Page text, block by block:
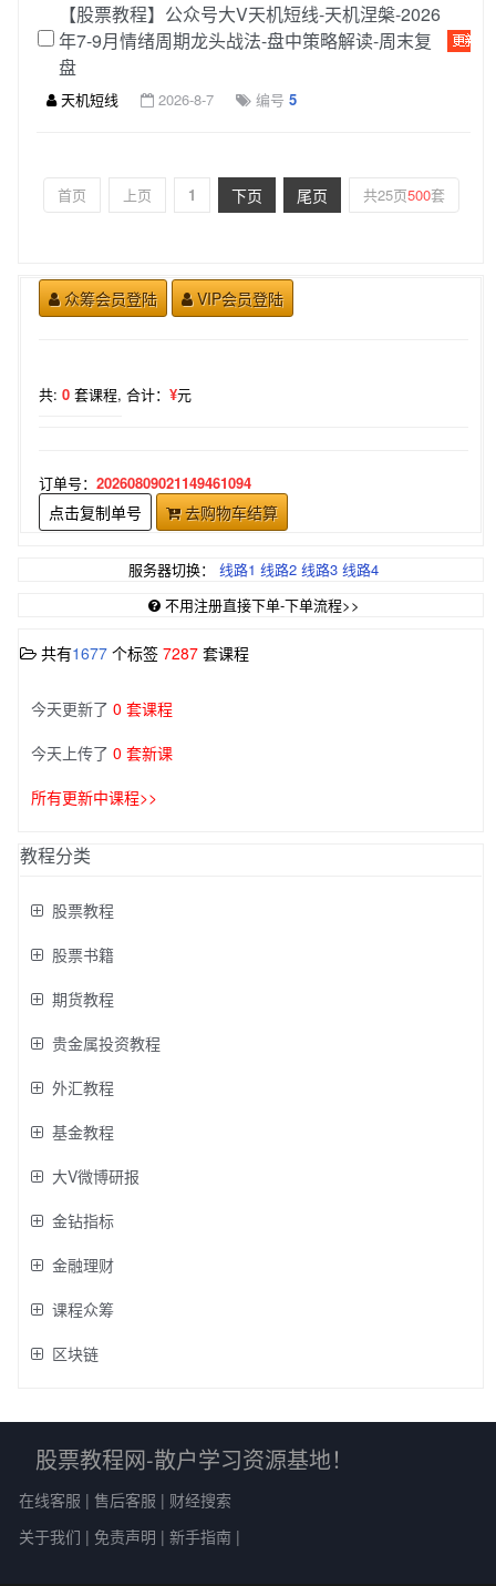
【股票教程】公众号大V天机短线-天机涅槃-2026
年7-9月情绪周期龙头战法-盘中策略解读-周末复
盘
天机短线 2026-8-7 编号 5
首页 上页 1 下页 尾页 共25页500套
众筹会员登陆 VIP会员登陆
共: 0 套课程, 合计： ¥元
订单号： 20260809021149461094
点击复制单号 去购物车结算
服务器切换： 线路1 线路2 线路3 线路4
不用注册直接下单-下单流程>>
共有1677 个标签 7287 套课程
今天更新了 0 套课程
今天上传了 0 套新课
所有更新中课程>>
教程分类
股票教程
股票书籍
期货教程
贵金属投资教程
外汇教程
基金教程
大V微博研报
金钻指标
金融理财
课程众筹
区块链
股票教程网-散户学习资源基地！
在线客服 | 售后客服 | 财经搜索
关于我们 | 免责声明 | 新手指南 |